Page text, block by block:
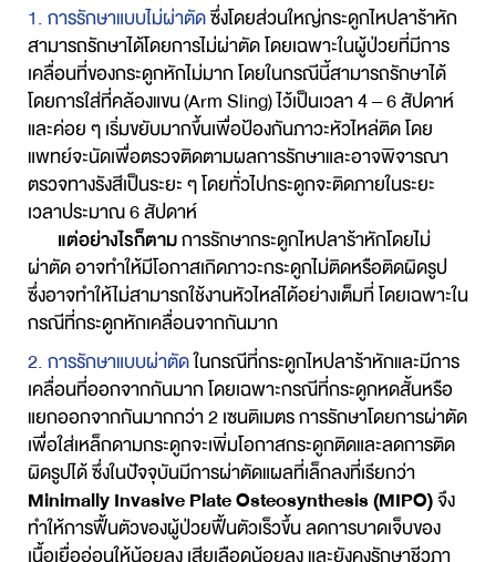
1. การรักษาแบบไม่ผ่าตัดซึ่งโดยส่วนใหญ่กระดูกไหปลาร้าหัก
สามารถรักษาได้โดยการไม่ผ่าตัด โดยเฉพาะในผู้ป่วยที่มีการ
เคลื่อนที่ของกระดูกหักไม่มาก โดยในกรณีนี้สามารถรักษาได้
โดยการใส่ที่คล้องแขน (Arm Sling) ไว้เป็นเวลา 4 – 6 สัปดาห์
และค่อย ๆ เริ่มขยับมากขึ้นเพื่อป้องกันภาวะหัวไหล่ติด โดย
แพทย์จะนัดเพื่อตรวจติดตามผลการรักษาและอาจพิจารณา
ตรวจทางรังสีเป็นระยะ ๆ โดยทั่วไปกระดูกจะติดภายในระยะ
เวลาประมาณ 6 สัปดาห์
แต่อย่างไรก็ตามการรักษากระดูกไหปลาร้าหักโดยไม่
ผ่าตัด อาจทำให้มีโอกาสเกิดภาวะกระดูกไม่ติดหรือติดผิดรูป
ซึ่งอาจทำให้ไม่สามารถใช้งานหัวไหล่ได้อย่างเต็มที่ โดยเฉพาะใน
กรณีที่กระดูกหักเคลื่อนจากกันมาก
2. การรักษาแบบผ่าตัดในกรณีที่กระดูกไหปลาร้าหักและมีการ
เคลื่อนที่ออกจากกันมาก โดยเฉพาะกรณีที่กระดูกหดสั้นหรือ
แยกออกจากกันมากกว่า 2 เซนติเมตร การรักษาโดยการผ่าตัด
เพื่อใส่เหล็กดามกระดูกจะเพิ่มโอกาสกระดูกติดและลดการติด
ผิดรูปได้ ซึ่งในปัจจุบันมีการผ่าตัดแผลที่เล็กลงที่เรียกว่า
Minimally Invasive Plate Osteosynthesis (MIPO)จึง
ทำให้การฟื้นตัวของผู้ป่วยฟื้นตัวเร็วขึ้น ลดการบาดเจ็บของ